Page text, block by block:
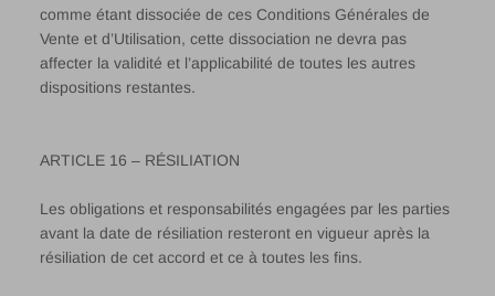
comme étant dissociée de ces Conditions Générales de
Vente et d’Utilisation, cette dissociation ne devra pas
affecter la validité et l’applicabilité de toutes les autres
dispositions restantes.
ARTICLE 16 – RÉSILIATION
Les obligations et responsabilités engagées par les parties
avant la date de résiliation resteront en vigueur après la
résiliation de cet accord et ce à toutes les fins.